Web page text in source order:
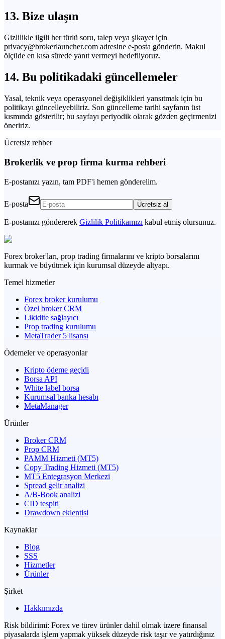
13. Bize ulaşın
Gizlilikle ilgili her türlü soru, talep veya şikayet için
privacy@brokerlauncher.com adresine e-posta gönderin. Makul
ölçüde en kısa sürede yanıt vermeyi hedefliyoruz.
14. Bu politikadaki güncellemeler
Yasal, teknik veya operasyonel değişiklikleri yansıtmak için bu
politikayı güncelleyebiliriz. Son güncelleme tarihi sayfanın üst
kısmında gösterilir; bu sayfayı periyodik olarak gözden geçirmenizi
öneririz.
Ücretsiz rehber
Brokerlik ve prop firma kurma rehberi
E-postanızı yazın, tam PDF'i hemen gönderelim.
E-posta Ücretsiz al
E-postanızı göndererek Gizlilik Politikamızı kabul etmiş olursunuz.
Forex broker'ları, prop trading firmalarını ve kripto borsalarını
kurmak ve büyütmek için kurumsal düzeyde altyapı.
Temel hizmetler
Forex broker kurulumu
Özel broker CRM
Likidite sağlayıcı
Prop trading kurulumu
MetaTrader 5 lisansı
Ödemeler ve operasyonlar
Kripto ödeme geçidi
Borsa API
White label borsa
Kurumsal banka hesabı
MetaManager
Ürünler
Broker CRM
Prop CRM
PAMM Hizmeti (MT5)
Copy Trading Hizmeti (MT5)
MT5 Entegrasyon Merkezi
Spread gelir analizi
A/B-Book analizi
CID tespiti
Drawdown eklentisi
Kaynaklar
Blog
SSS
Hizmetler
Ürünler
Şirket
Hakkımızda
Risk bildirimi: Forex ve türev ürünler dahil olmak üzere finansal
piyasalarda işlem yapmak yüksek düzeyde risk taşır ve yatırdığınız